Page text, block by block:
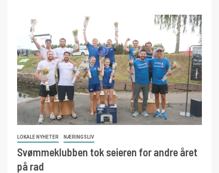
LOKALE NYHETER NÆRINGSLIV
Svømmeklubben tok seieren for andre året
på rad